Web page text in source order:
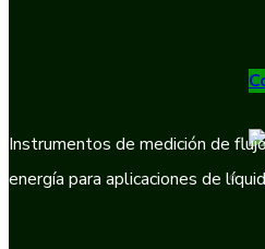
Instrumentos de medición de
energía para aplicaciones de